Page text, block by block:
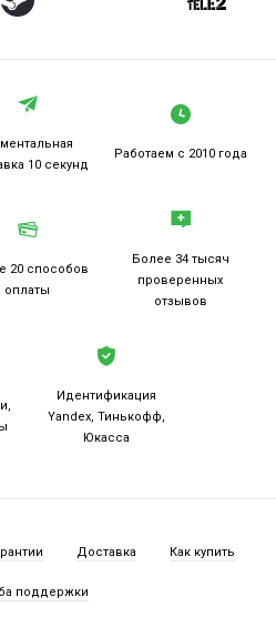
10 секунд
Работаем с 2010 года
20 способов
оплаты
Более 34 тысяч
проверенных
отзывов
Идентификация
Yandex, Тинькофф,
Юкасса
Доставка Как купить
поддержки